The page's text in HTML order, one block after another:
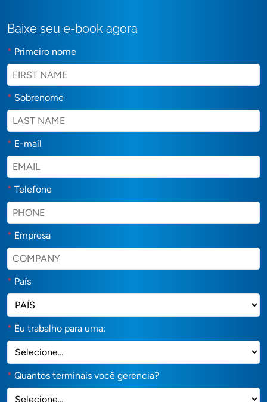
Baixe seu e-book agora
* Primeiro nome
* Sobrenome
* E-mail
* Telefone
* Empresa
* País
* Eu trabalho para uma:
* Quantos terminais você gerencia?